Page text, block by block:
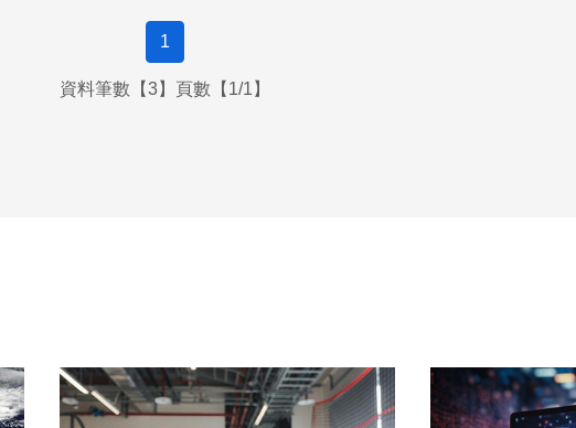
1
資料筆數【3】頁數【1/1】